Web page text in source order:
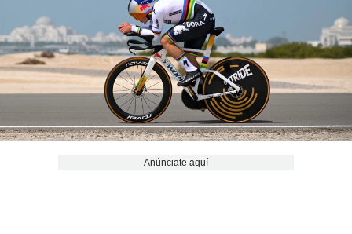
Anúnciate aquí